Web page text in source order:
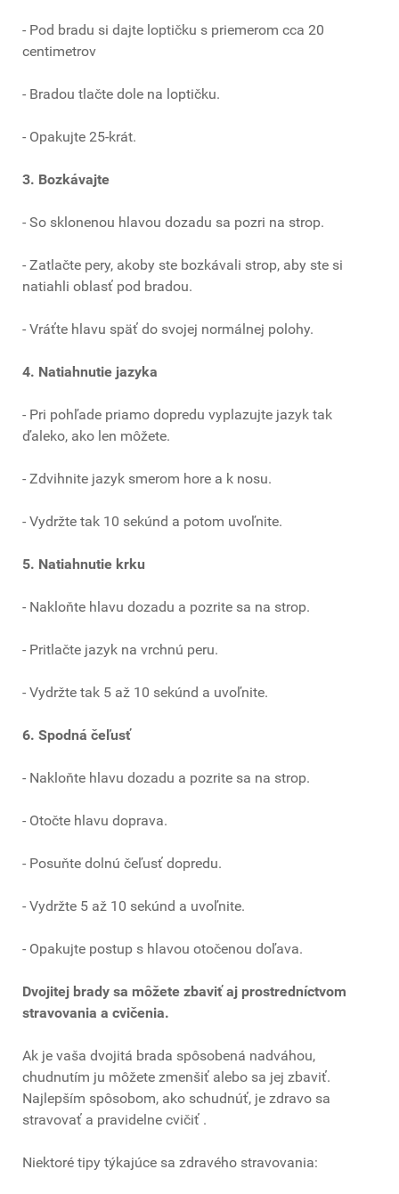
- Pod bradu si dajte loptičku s priemerom cca 20
centimetrov
- Bradou tlačte dole na loptičku.
- Opakujte 25-krát.
3. Bozkávajte
- So sklonenou hlavou dozadu sa pozri na strop.
- Zatlačte pery, akoby ste bozkávali strop, aby ste si
natiahli oblasť pod bradou.
- Vráťte hlavu späť do svojej normálnej polohy.
4. Natiahnutie jazyka
- Pri pohľade priamo dopredu vyplazujte jazyk tak
ďaleko, ako len môžete.
- Zdvihnite jazyk smerom hore a k nosu.
- Vydržte tak 10 sekúnd a potom uvoľnite.
5. Natiahnutie krku
- Nakloňte hlavu dozadu a pozrite sa na strop.
- Pritlačte jazyk na vrchnú peru.
- Vydržte tak 5 až 10 sekúnd a uvoľnite.
6. Spodná čeľusť
- Nakloňte hlavu dozadu a pozrite sa na strop.
- Otočte hlavu doprava.
- Posuňte dolnú čeľusť dopredu.
- Vydržte 5 až 10 sekúnd a uvoľnite.
- Opakujte postup s hlavou otočenou doľava.
Dvojitej brady sa môžete zbaviť aj prostredníctvom
stravovania a cvičenia.
Ak je vaša dvojitá brada spôsobená nadváhou,
chudnutím ju môžete zmenšiť alebo sa jej zbaviť.
Najlepším spôsobom, ako schudnúť, je zdravo sa
stravovať a pravidelne cvičiť .
Niektoré tipy týkajúce sa zdravého stravovania: